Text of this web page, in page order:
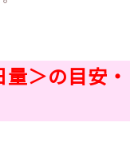
＞の目安・